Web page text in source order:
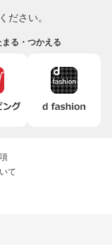
ださい。
まる・つかえる
て